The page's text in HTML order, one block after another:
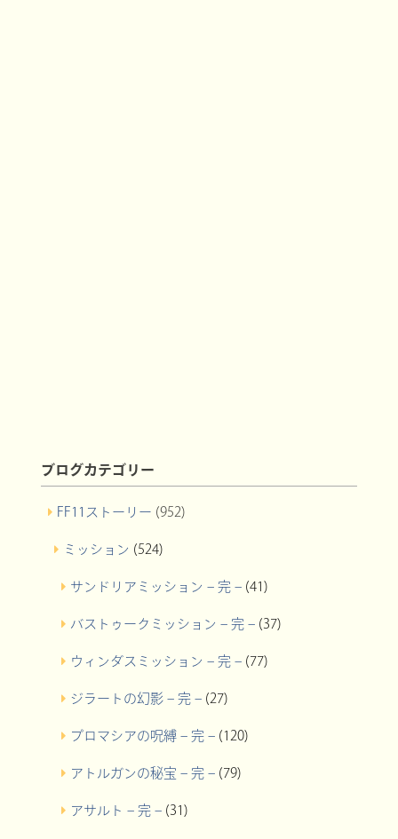
ブログカテゴリー
FF11ストーリー (952)
ミッション (524)
サンドリアミッション – 完 –(41)
バストゥークミッション – 完 –(37)
ウィンダスミッション – 完 –(77)
ジラートの幻影 – 完 –(27)
プロマシアの呪縛 – 完 –(120)
アトルガンの秘宝 – 完 –(79)
アサルト – 完 –(31)